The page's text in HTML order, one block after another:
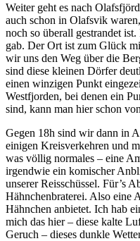
Weiter geht es nach
auch schon in Olafsvik
noch so überall gestrandet
gab. Der Ort ist zum Glück
wir uns den Weg über die
sind diese kleinen Dörfer
einen winzigen Punkt
Westfjorden, bei denen ein
sind, kann man hier schon
Gegen 18h sind wir dann in
einigen Kreisverkehren und
was völlig normales – eine
irgendwie ein komischer
unserer Reisschüssel. Für’s
Hähnchenbraterei. Also eine
Hähnchen anbietet. Ich hab
mich das hier – diese kalte
Geruch – dieses dunkle